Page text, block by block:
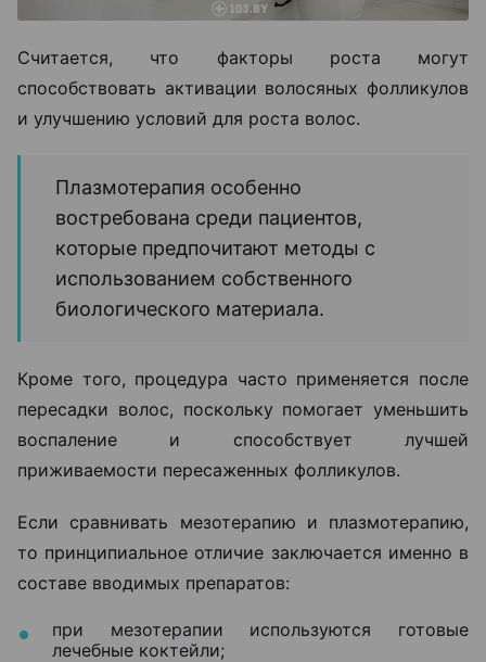
Считается, что факторы роста могут
способствовать активации волосяных фолликулов
и улучшению условий для роста волос.
Плазмотерапия особенно
востребована среди пациентов,
которые предпочитают методы с
использованием собственного
биологического материала.
Кроме того, процедура часто применяется после
пересадки волос, поскольку помогает уменьшить
воспаление и способствует лучшей
приживаемости пересаженных фолликулов.
Если сравнивать мезотерапию и плазмотерапию,
то принципиальное отличие заключается именно в
составе вводимых препаратов:
при мезотерапии используются готовые
лечебные коктейли;